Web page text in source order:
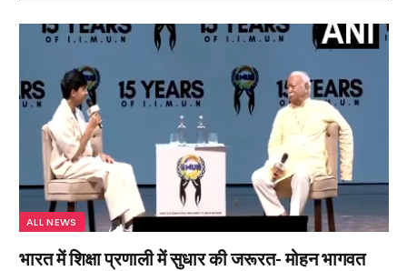
ALL NEWS
भारत में शिक्षा प्रणाली में सुधार की जरूरत- मोहन भागवत